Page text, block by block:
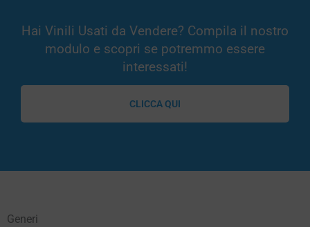
Hai Vinili Usati da Vendere? Compila il nostro
modulo e scopri se potremmo essere
interessati!
CLICCA QUI
Generi